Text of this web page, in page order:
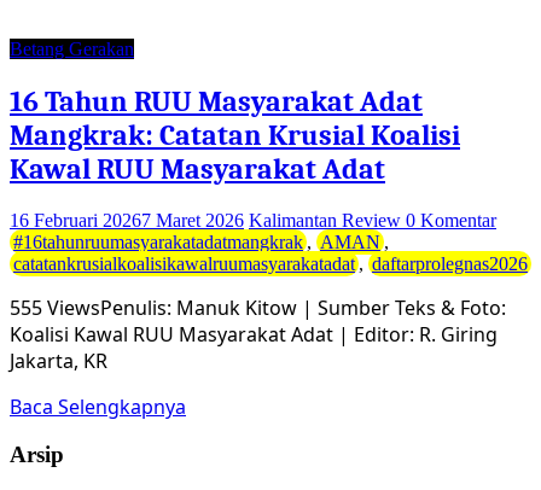
Betang Gerakan
16 Tahun RUU Masyarakat Adat
Mangkrak: Catatan Krusial Koalisi
Kawal RUU Masyarakat Adat
16 Februari 20267 Maret 2026 Kalimantan Review 0 Komentar
#16tahunruumasyarakatadatmangkrak , AMAN ,
catatankrusialkoalisikawalruumasyarakatadat , daftarprolegnas2026
555 ViewsPenulis: Manuk Kitow | Sumber Teks & Foto:
Koalisi Kawal RUU Masyarakat Adat | Editor: R. Giring
Jakarta, KR
Baca Selengkapnya
Arsip